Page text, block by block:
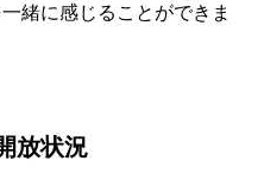
緒に感じることができま
放状況